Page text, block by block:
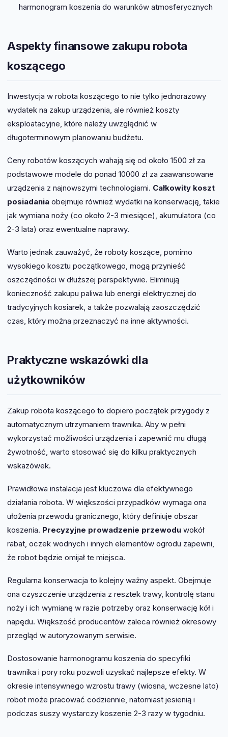
harmonogram koszenia do warunków atmosferycznych
Aspekty finansowe zakupu robota
koszącego
Inwestycja w robota koszącego to nie tylko jednorazowy
wydatek na zakup urządzenia, ale również koszty
eksploatacyjne, które należy uwzględnić w
długoterminowym planowaniu budżetu.
Ceny robotów koszących wahają się od około 1500 zł za
podstawowe modele do ponad 10000 zł za zaawansowane
urządzenia z najnowszymi technologiami. Całkowity koszt
posiadania obejmuje również wydatki na konserwację, takie
jak wymiana noży (co około 2-3 miesiące), akumulatora (co
2-3 lata) oraz ewentualne naprawy.
Warto jednak zauważyć, że roboty koszące, pomimo
wysokiego kosztu początkowego, mogą przynieść
oszczędności w dłuższej perspektywie. Eliminują
konieczność zakupu paliwa lub energii elektrycznej do
tradycyjnych kosiarek, a także pozwalają zaoszczędzić
czas, który można przeznaczyć na inne aktywności.
Praktyczne wskazówki dla
użytkowników
Zakup robota koszącego to dopiero początek przygody z
automatycznym utrzymaniem trawnika. Aby w pełni
wykorzystać możliwości urządzenia i zapewnić mu długą
żywotność, warto stosować się do kilku praktycznych
wskazówek.
Prawidłowa instalacja jest kluczowa dla efektywnego
działania robota. W większości przypadków wymaga ona
ułożenia przewodu granicznego, który definiuje obszar
koszenia. Precyzyjne prowadzenie przewodu wokół
rabat, oczek wodnych i innych elementów ogrodu zapewni,
że robot będzie omijał te miejsca.
Regularna konserwacja to kolejny ważny aspekt. Obejmuje
ona czyszczenie urządzenia z resztek trawy, kontrolę stanu
noży i ich wymianę w razie potrzeby oraz konserwację kół i
napędu. Większość producentów zaleca również okresowy
przegląd w autoryzowanym serwisie.
Dostosowanie harmonogramu koszenia do specyfiki
trawnika i pory roku pozwoli uzyskać najlepsze efekty. W
okresie intensywnego wzrostu trawy (wiosna, wczesne lato)
robot może pracować codziennie, natomiast jesienią i
podczas suszy wystarczy koszenie 2-3 razy w tygodniu.